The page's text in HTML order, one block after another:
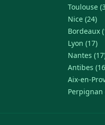
Toulouse
Nice (24)
Bordeaux
Lyon (17)
Nantes
Antibes
Aix-en-
Perpignan